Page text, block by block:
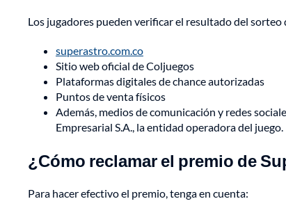
Los jugadores pueden verificar el resultado del
superastro.com.co
Sitio web oficial de Coljuegos
Plataformas digitales de chance autorizadas
Puntos de venta físicos
Además, medios de comunicación y redes
Empresarial S.A., la entidad operadora del juego.
¿Cómo reclamar el premio de
Para hacer efectivo el premio, tenga en cuenta: